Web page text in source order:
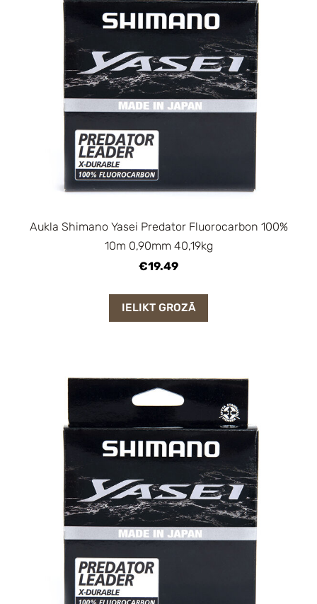
Aukla Shimano Yasei Predator Fluorocarbon 100%
10m 0,90mm 40,19kg
€19.49
IELIKT GROZĀ